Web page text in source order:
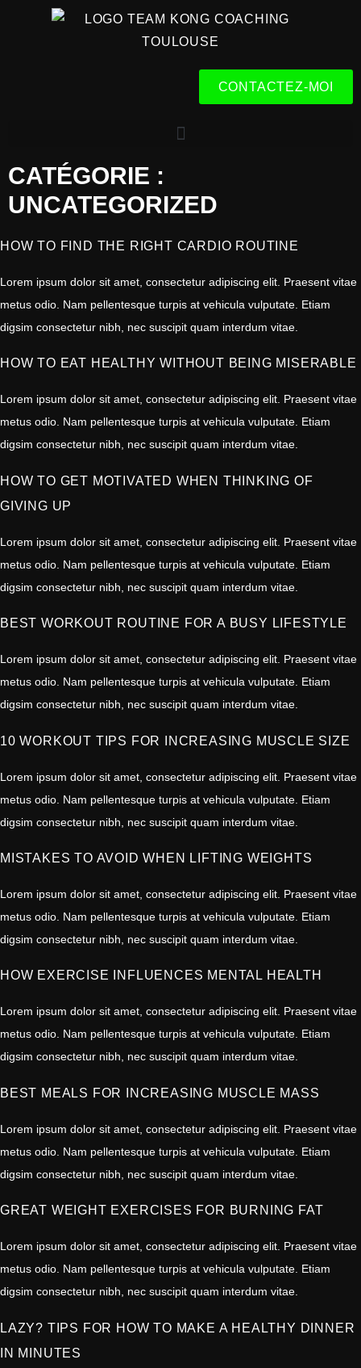
CONTACTEZ-MOI
CATÉGORIE :
UNCATEGORIZED
HOW TO FIND THE RIGHT CARDIO ROUTINE
Lorem ipsum dolor sit amet, consectetur adipiscing elit. Praesent vitae
metus odio. Nam pellentesque turpis at vehicula vulputate. Etiam
digsim consectetur nibh, nec suscipit quam interdum vitae.
HOW TO EAT HEALTHY WITHOUT BEING MISERABLE
Lorem ipsum dolor sit amet, consectetur adipiscing elit. Praesent vitae
metus odio. Nam pellentesque turpis at vehicula vulputate. Etiam
digsim consectetur nibh, nec suscipit quam interdum vitae.
HOW TO GET MOTIVATED WHEN THINKING OF
GIVING UP
Lorem ipsum dolor sit amet, consectetur adipiscing elit. Praesent vitae
metus odio. Nam pellentesque turpis at vehicula vulputate. Etiam
digsim consectetur nibh, nec suscipit quam interdum vitae.
BEST WORKOUT ROUTINE FOR A BUSY LIFESTYLE
Lorem ipsum dolor sit amet, consectetur adipiscing elit. Praesent vitae
metus odio. Nam pellentesque turpis at vehicula vulputate. Etiam
digsim consectetur nibh, nec suscipit quam interdum vitae.
10 WORKOUT TIPS FOR INCREASING MUSCLE SIZE
Lorem ipsum dolor sit amet, consectetur adipiscing elit. Praesent vitae
metus odio. Nam pellentesque turpis at vehicula vulputate. Etiam
digsim consectetur nibh, nec suscipit quam interdum vitae.
MISTAKES TO AVOID WHEN LIFTING WEIGHTS
Lorem ipsum dolor sit amet, consectetur adipiscing elit. Praesent vitae
metus odio. Nam pellentesque turpis at vehicula vulputate. Etiam
digsim consectetur nibh, nec suscipit quam interdum vitae.
HOW EXERCISE INFLUENCES MENTAL HEALTH
Lorem ipsum dolor sit amet, consectetur adipiscing elit. Praesent vitae
metus odio. Nam pellentesque turpis at vehicula vulputate. Etiam
digsim consectetur nibh, nec suscipit quam interdum vitae.
BEST MEALS FOR INCREASING MUSCLE MASS
Lorem ipsum dolor sit amet, consectetur adipiscing elit. Praesent vitae
metus odio. Nam pellentesque turpis at vehicula vulputate. Etiam
digsim consectetur nibh, nec suscipit quam interdum vitae.
GREAT WEIGHT EXERCISES FOR BURNING FAT
Lorem ipsum dolor sit amet, consectetur adipiscing elit. Praesent vitae
metus odio. Nam pellentesque turpis at vehicula vulputate. Etiam
digsim consectetur nibh, nec suscipit quam interdum vitae.
LAZY? TIPS FOR HOW TO MAKE A HEALTHY DINNER
IN MINUTES